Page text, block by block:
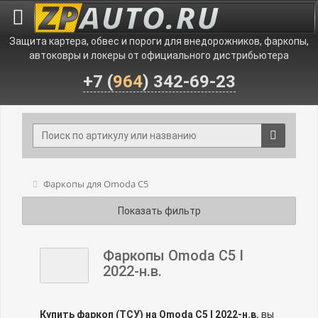
Защита картера, обвес и пороги для внедорожников, фаркопы,
автоковры и локеры от официального дистрибьютера
+7 (964) 342-69-23
Фаркопы для Omoda C5
Показать фильтр
Фаркопы Omoda C5 I
2022-н.в.
Купить фаркоп (ТСУ) на Omoda C5 I 2022-н.в. вы